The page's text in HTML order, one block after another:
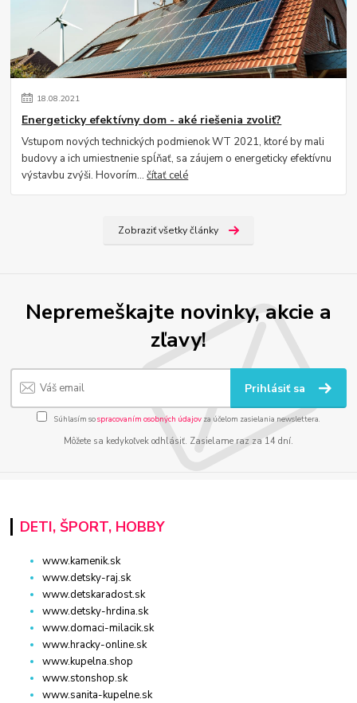
18.08.2021
Energeticky efektívny dom - aké riešenia zvoliť?
Vstupom nových technických podmienok WT 2021, ktoré by mali
budovy a ich umiestnenie spĺňať, sa záujem o energeticky efektívnu
výstavbu zvýši. Hovorím...čítať celé
Zobraziť všetky články
Nepremeškajte novinky, akcie a
zľavy!
Prihlásiť sa
Súhlasím sospracovaním osobných údajov za účelom zasielania newslettera.
Môžete sa kedykoľvek odhlásiť. Zasielame raz za 14 dní.
DETI, ŠPORT, HOBBY
www.kamenik.sk
www.detsky-raj.sk
www.detskaradost.sk
www.detsky-hrdina.sk
www.domaci-milacik.sk
www.hracky-online.sk
www.kupelna.shop
www.stonshop.sk
www.sanita-kupelne.sk